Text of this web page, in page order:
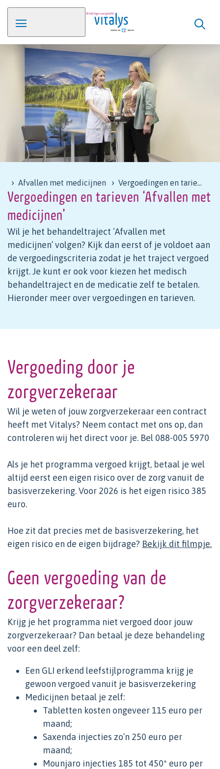
Vergoedingen en tarieven ‘Afvallen met
medicijnen’
Afvallen met medicijnen Vergoedingen en tarieven
Wil je het behandeltraject ‘Afvallen met
medicijnen’ volgen? Kijk dan eerst of je voldoet aan
de vergoedingscriteria zodat je het traject vergoed
krijgt. Je kunt er ook voor kiezen het medisch
behandeltraject en de medicatie zelf te betalen.
Hieronder meer over vergoedingen en tarieven.
Vergoeding door je
zorgverzekeraar
Wil je weten of jouw zorgverzekeraar een contract
heeft met Vitalys? Neem contact met ons op, dan
controleren wij het direct voor je. Bel 088-005 5970
Als je het programma vergoed krijgt, betaal je wel
altijd eerst een eigen risico over de zorg vanuit de
basisverzekering. Voor 2026 is het eigen risico 385
euro.
Hoe zit dat precies met de basisverzekering, het
eigen risico en de eigen bijdrage? Bekijk dit filmpje.
Geen vergoeding van de
zorgverzekeraar?
Krijg je het programma niet vergoed door jouw
zorgverzekeraar? Dan betaal je deze behandeling
voor een deel zelf:
Een GLI erkend leefstijlprogramma krijg je
gewoon vergoed vanuit je basisverzekering
Medicijnen betaal je zelf:
Tabletten kosten ongeveer 115 euro per
maand;
Saxenda injecties zo’n 250 euro per
maand;
Mounjaro injecties 185 tot 450* euro per